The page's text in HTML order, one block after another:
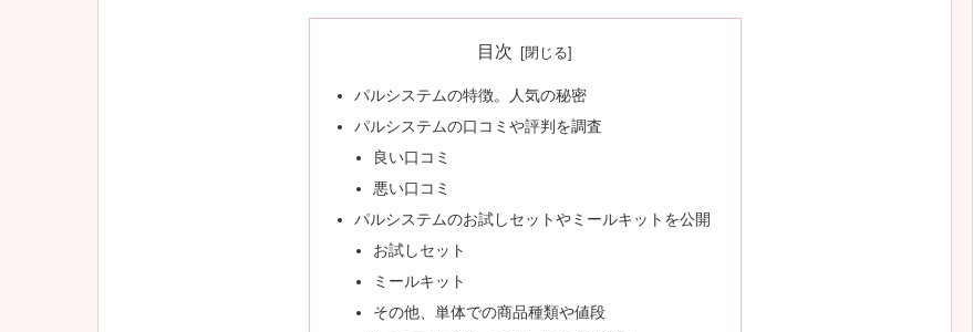
目次
パルシステムの特徴。人気の秘密
パルシステムの口コミや評判を調査
良い口コミ
悪い口コミ
パルシステムのお試しセットやミールキットを公開
お試しセット
ミールキット
その他、単体での商品種類や値段